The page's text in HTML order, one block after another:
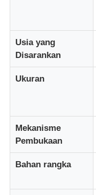
Usia yang
Disarankan
Ukuran
Mekanisme
Pembukaan
Bahan rangka